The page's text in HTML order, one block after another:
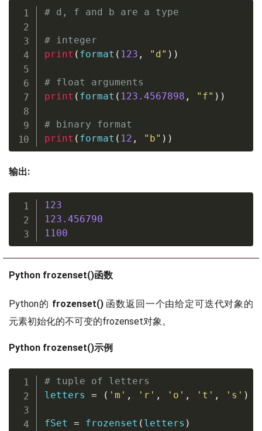
# d, f and b are a type
# integer
print ( format ( 123 , "d" ) )
# float arguments
print ( format ( 123.4567898 , "f" ) )
# binary format
print ( format ( 12 , "b" ) )
输出:
123
123.456790
1100
Python frozenset()函数
Python的 frozenset()函数返回一个由给定可迭代对象的
元素初始化的不可变的frozenset对象。
Python frozenset()示例
# tuple of letters
letters = ( 'm' , 'r' , 'o' , 't' , 's' )
fSet = frozenset ( letters )